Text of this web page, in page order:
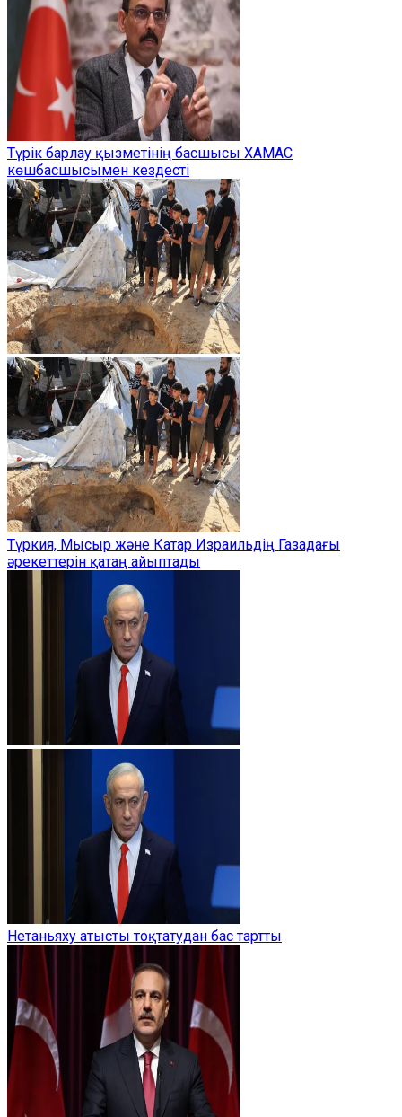
Түрік барлау қызметінің басшысы ХАМАС
көшбасшысымен кездесті
Түркия, Мысыр және Катар Израильдің Газадағы
әрекеттерін қатаң айыптады
Нетаньяху атысты тоқтатудан бас тартты